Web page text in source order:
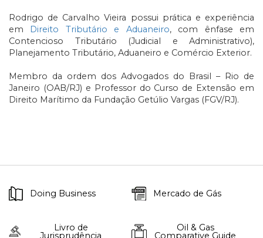
Rodrigo de Carvalho Vieira possui prática e experiência
em Direito Tributário e Aduaneiro, com ênfase em
Contencioso Tributário (Judicial e Administrativo),
Planejamento Tributário, Aduaneiro e Comércio Exterior.
Membro da ordem dos Advogados do Brasil – Rio de
Janeiro (OAB/RJ) e Professor do Curso de Extensão em
Direito Marítimo da Fundação Getúlio Vargas (FGV/RJ).
Doing Business Mercado de Gás
Livro de
Jurisprudência
Oil & Gas
Comparative Guide